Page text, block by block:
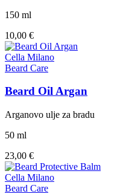
150 ml
10,00 €
Cella Milano
Beard Care
Beard Oil Argan
Arganovo ulje za bradu
50 ml
23,00 €
Cella Milano
Beard Care